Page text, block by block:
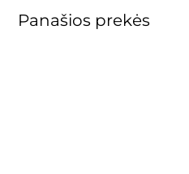
Panašios prekės